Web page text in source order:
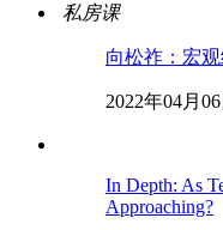
私房课
向松祚：宏
2022年04月06
In Depth: As
Approaching?